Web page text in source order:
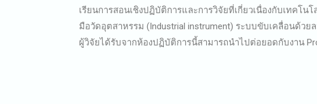
เรียนการสอนเชิงปฏิบัติการและการวิจัยที่เกี่ยวเนื่องกับเทคโน
มือวัดอุตสาหรรม (Industrial instrument) ระบบขับเคลื่อนด้วย
ผู้วิจัยได้รับจากห้องปฏิบัติการนี้สามารถนำไปต่อยอดกับงาน